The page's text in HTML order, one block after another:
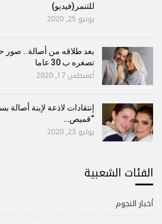
للتنمر(فيديو)
يونيو 25, 2020
بعد طلاقه من أصالة.. صور
تصغره ب 30 عاما
أغسطس 17, 2020
إنتقادات لاذعة لإبنة
“قميص…
يوليو 23, 2020
الفئات الشعبية
أخبار النجوم